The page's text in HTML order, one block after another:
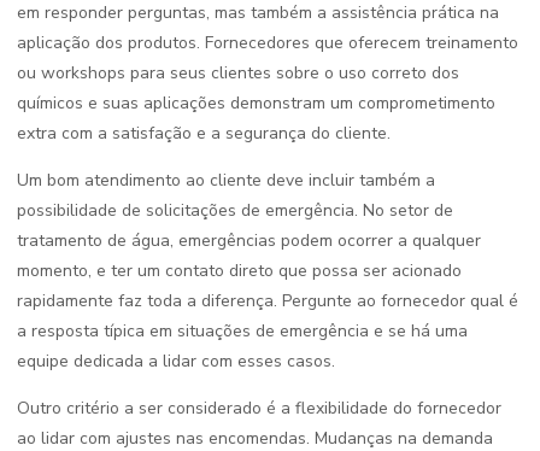
em responder perguntas, mas também a assistência prática na
aplicação dos produtos. Fornecedores que oferecem treinamento
ou workshops para seus clientes sobre o uso correto dos
químicos e suas aplicações demonstram um comprometimento
extra com a satisfação e a segurança do cliente.
Um bom atendimento ao cliente deve incluir também a
possibilidade de solicitações de emergência. No setor de
tratamento de água, emergências podem ocorrer a qualquer
momento, e ter um contato direto que possa ser acionado
rapidamente faz toda a diferença. Pergunte ao fornecedor qual é
a resposta típica em situações de emergência e se há uma
equipe dedicada a lidar com esses casos.
Outro critério a ser considerado é a flexibilidade do fornecedor
ao lidar com ajustes nas encomendas. Mudanças na demanda